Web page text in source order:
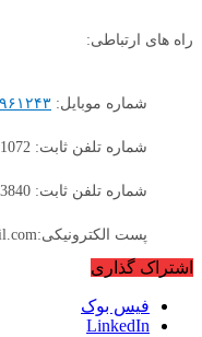
راه های ارتباطی:
شماره موبایل:
شماره تلفن ثابت: 02136871072 – 02136871294
شماره تلفن ثابت: 02136613840 -02133911013
پست الکترونیکی:aradcable@gmail.com
اشتراک گذاری
فیس بوک
LinkedIn